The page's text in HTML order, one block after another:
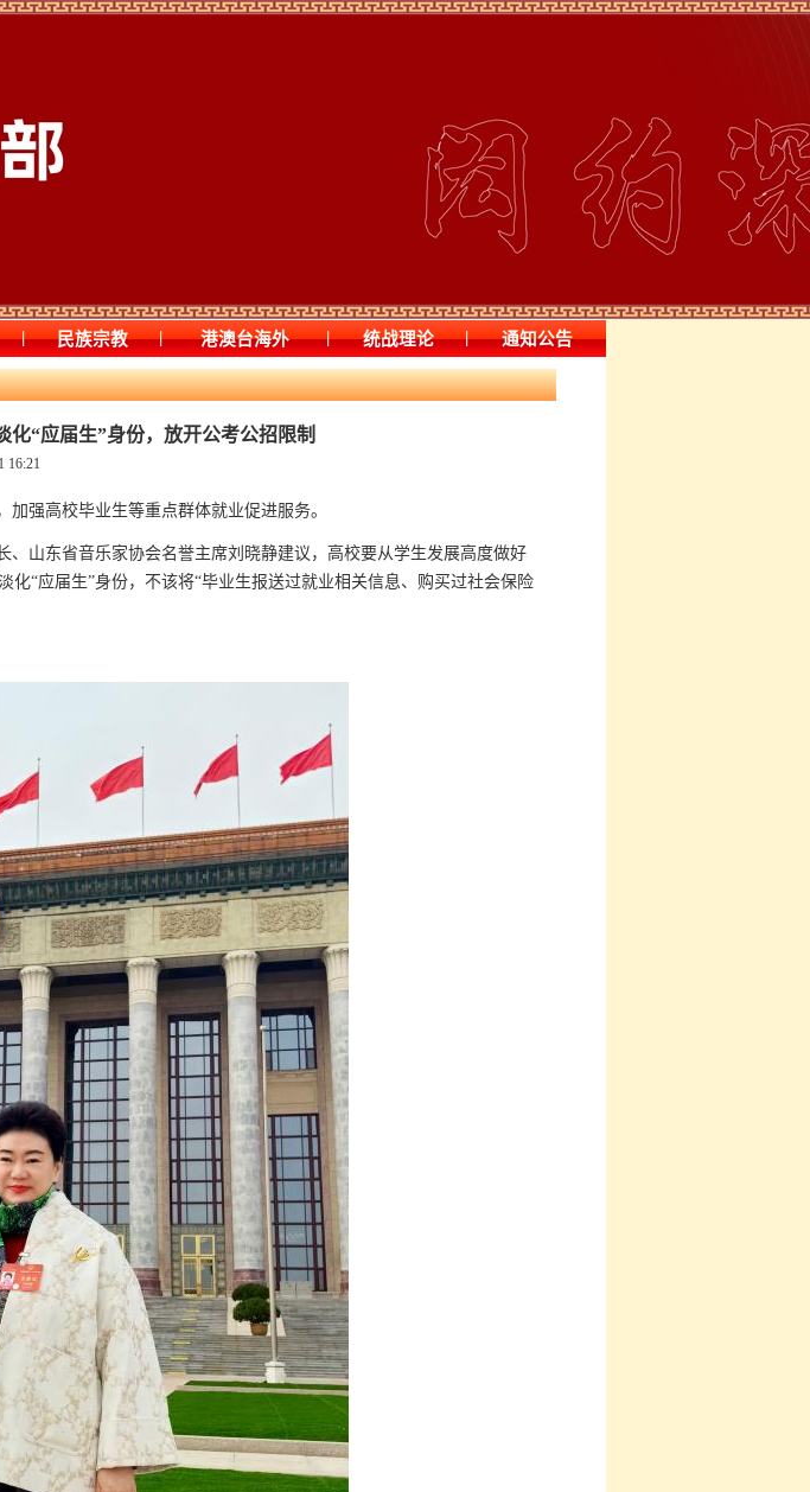
| 民族宗教 | 港澳台海外 | 统战理论 | 通知公告
化“应届生”身份，放开公考公招限制
16:21
强高校毕业生等重点群体就业促进服务。
山东省音乐家协会名誉主席刘晓静建议，高校要从学生发展高度做好
“应届生”身份，不该将“毕业生报送过就业相关信息、购买过社会保险